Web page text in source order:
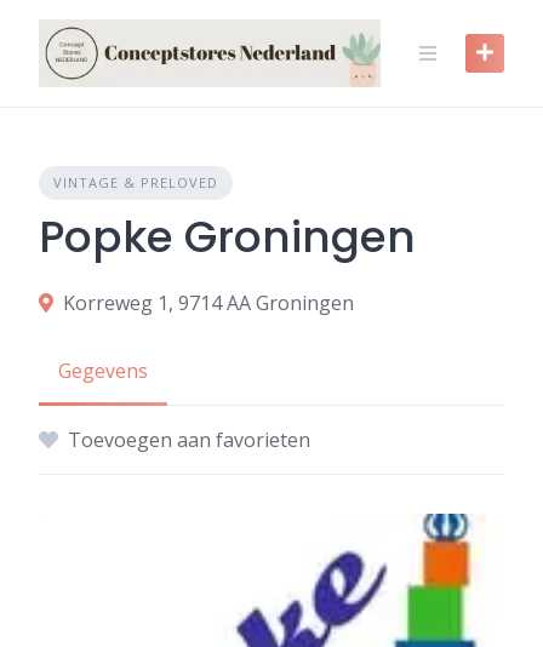
content
VINTAGE & PRELOVED
Popke Groningen
Korreweg 1, 9714 AA Groningen
Gegevens
Toevoegen aan favorieten